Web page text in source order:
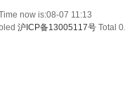
now is:08-07 11:13
沪ICP备13005117号 Total